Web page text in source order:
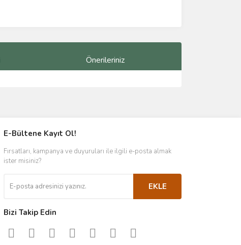
Önerileriniz
E-Bültene Kayıt Ol!
Fırsatları, kampanya ve duyuruları ile ilgili e-posta almak
ister misiniz?
EKLE
Bizi Takip Edin